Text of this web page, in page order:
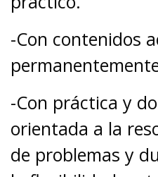
-Con contenidos
-Con práctica y
orientada a la
de problemas y